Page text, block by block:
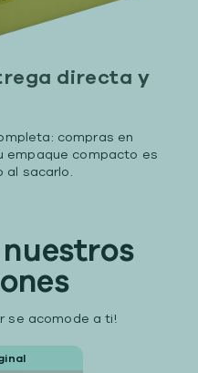
directa y
compras en
empaque compacto es
al sacarlo.
se acomode a ti!